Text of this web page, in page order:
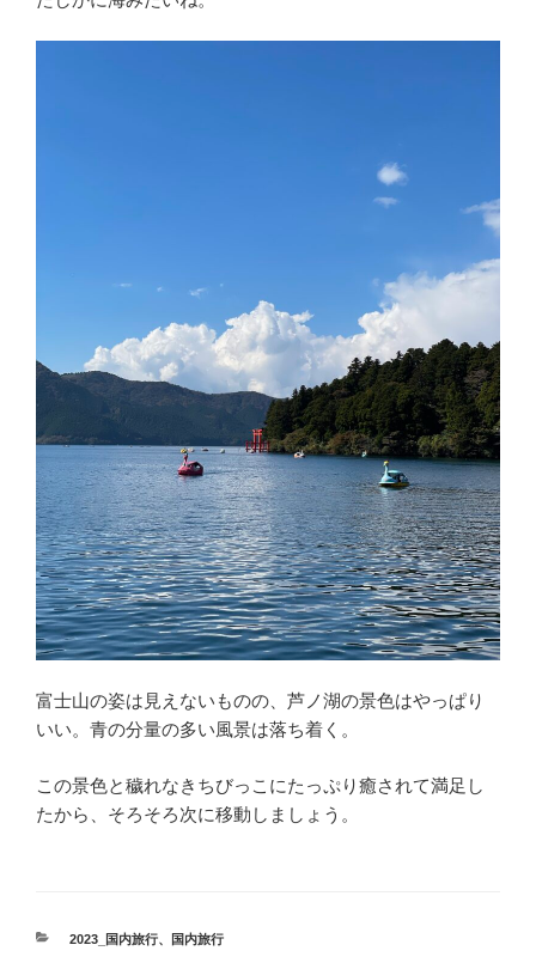
富士山の姿は見えないものの、芦ノ湖の景色はやっぱり
いい。青の分量の多い風景は落ち着く。
この景色と穢れなきちびっこにたっぷり癒されて満足し
たから、そろそろ次に移動しましょう。
カ
2023_国内旅行、 国内旅行